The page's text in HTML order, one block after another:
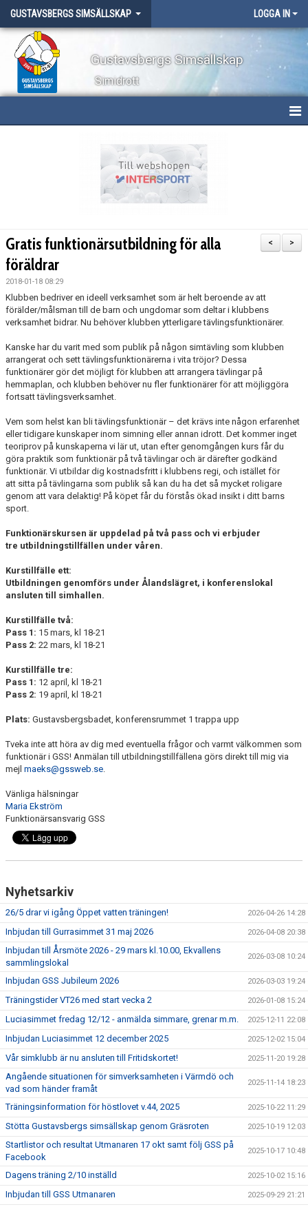
GUSTAVSBERGS SIMSÄLLSKAP LOGGA IN
Gustavsbergs Simsällskap
Simidrott
LÄGER
TRÄNINGSAVGIFTER
>
<
Gratis funktionärsutbildning för alla
föräldrar
2018-01-18 08:29
Klubben bedriver en ideell verksamhet som är helt beroende av att
förälder/målsman till de barn och ungdomar som deltar i klubbens
verksamhet bidrar. Nu behöver klubben ytterligare tävlingsfunktionärer.
Kanske har du varit med som publik på någon simtävling som klubben
arrangerat och sett tävlingsfunktionärerna i vita tröjor? Dessa
funktionärer gör det möjligt för klubben att arrangera tävlingar på
hemmaplan, och klubben behöver nu fler funktionärer för att möjliggöra
fortsatt tävlingsverksamhet.
Vem som helst kan bli tävlingsfunktionär – det krävs inte någon erfarenhet
eller tidigare kunskaper inom simning eller annan idrott. Det kommer inget
teoriprov på kunskaperna vi lär ut, utan efter genomgången kurs får du
göra praktik som funktionär på två tävlingar och är därefter godkänd
funktionär. Vi utbildar dig kostnadsfritt i klubbens regi, och istället för
att sitta på tävlingarna som publik så kan du ha det så mycket roligare
genom att vara delaktig! På köpet får du förstås ökad insikt i ditt barns
sport.
Funktionärskursen är uppdelad på två pass och vi erbjuder
tre utbildningstillfällen under våren.
Kurstillfälle ett:
Utbildningen genomförs under Ålandslägret, i konferenslokal
ansluten till simhallen.
Kurstillfälle två:
Pass 1: 15 mars, kl 18-21
Pass 2: 22 mars, kl 18-21
Kurstillfälle tre:
Pass 1: 12 april, kl 18-21
Pass 2: 19 april, kl 18-21
Plats: Gustavsbergsbadet, konferensrummet 1 trappa upp
Tveka inte att höra av dig med eventuella frågor och varmt välkommen som
funktionär i GSS! Anmälan till utbildningstillfällena görs direkt till mig via
mejl maeks@gssweb.se.
Vänliga hälsningar
Maria Ekström
Funktionärsansvarig GSS
Nyhetsarkiv
26/5 drar vi igång Öppet vatten träningen! 2026-04-26 14:28
Inbjudan till Gurrasimmet 31 maj 2026 2026-04-08 20:38
Inbjudan till Årsmöte 2026 - 29 mars kl.10.00, Ekvallens
sammlingslokal
2026-03-08 10:24
Inbjudan GSS Jubileum 2026 2026-03-03 19:24
Träningstider VT26 med start vecka 2 2026-01-08 15:24
Luciasimmet fredag 12/12 - anmälda simmare, grenar m.m. 2025-12-11 22:08
Inbjudan Luciasimmet 12 december 2025 2025-12-02 15:04
Vår simklubb är nu ansluten till Fritidskortet! 2025-11-20 19:28
Angående situationen för simverksamheten i Värmdö och
vad som händer framåt
2025-11-14 18:23
Träningsinformation för höstlovet v.44, 2025 2025-10-22 11:29
Stötta Gustavsbergs simsällskap genom Gräsroten 2025-10-19 12:03
Startlistor och resultat Utmanaren 17 okt samt följ GSS på
Facebook
2025-10-17 10:48
Dagens träning 2/10 inställd 2025-10-02 15:16
Inbjudan till GSS Utmanaren 2025-09-29 21:21